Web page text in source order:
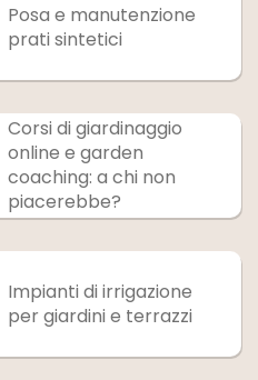
Posa e manutenzione
prati sintetici
Corsi di giardinaggio
online e garden
coaching: a chi non
piacerebbe?
Impianti di irrigazione
per giardini e terrazzi